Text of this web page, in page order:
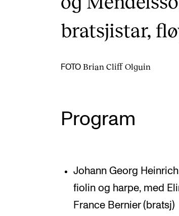
bratsjistar,
FOTO Brian Cliff Olguin
Program
Johann Georg
fiolin og harpe, med
France Bernier (bratsj)